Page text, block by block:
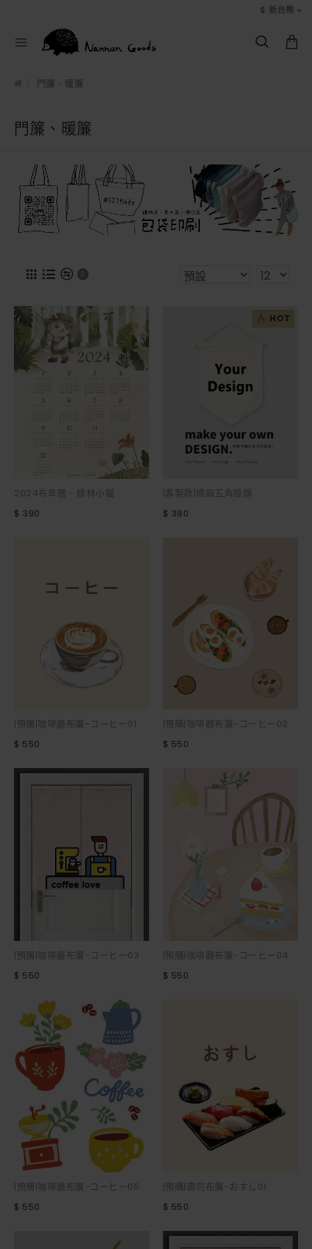
$ 新台幣
門簾、暖簾
門簾、暖簾
0
2024布年曆 - 綠林小貓
$ 390
HOT
|客製款|棉麻五角掛旗
$ 380
|預購|咖啡廳布簾-コーヒー01
$ 550
|預購|咖啡廳布簾-コーヒー02
$ 550
|預購|咖啡廳布簾-コーヒー03
$ 550
|預購|咖啡廳布簾-コーヒー04
$ 550
|預購|咖啡廳布簾-コーヒー05
$ 550
|預購|壽司布簾-おすし01
$ 550